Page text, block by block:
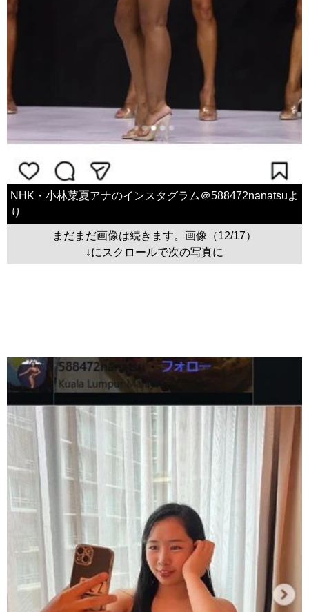
NHK・小林菜夏アナのインスタグラム＠588472nanatsuよ
り
まだまだ画像は続きます。画像（12/17）
↓にスクロールで次の写真に